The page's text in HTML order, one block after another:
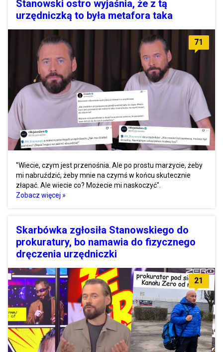
Stanowski ostro wyjaśnia, że z tą
urzędniczką to była metafora taka
71
"Wiecie, czym jest przenośnia. Ale po prostu marzycie, żeby
mi nabruździć, żeby mnie na czymś w końcu skutecznie
złapać. Ale wiecie co? Możecie mi naskoczyć".
Zobacz więcej »
Skarbówka zgłosiła Stanowskiego do
prokuratury, bo namawia do fizycznego
dręczenia urzędniczki
21